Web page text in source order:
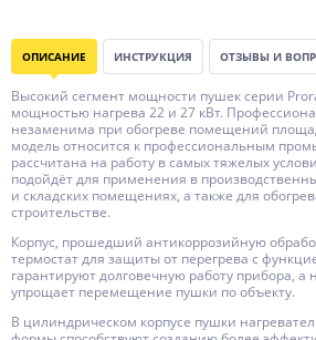
ОПИСАНИЕ ИНСТРУКЦИЯ ОТЗЫВЫ И
Высокий сегмент мощности пушек серии
мощностью нагрева 22 и 27 кВт.
незаменима при обогреве помещений
модель относится к профессиональным
рассчитана на работу в самых тяжелых
подойдёт для применения в
и складских помещениях, а также для
строительстве.
Корпус, прошедший антикоррозийную
термостат для защиты от перегрева с
гарантируют долговечную работу прибора, а
упрощает перемещение пушки по объекту.
В цилиндрическом корпусе пушки